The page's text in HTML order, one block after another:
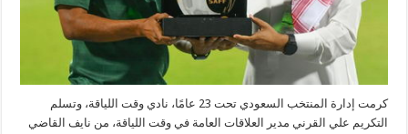
كرمت إدارة المنتخب السعودي تحت 23 عامًا، نادي وقت اللياقة، وتسلم
التكريم علي القرني مدير العلاقات العامة في وقت اللياقة، من نايف القاضي